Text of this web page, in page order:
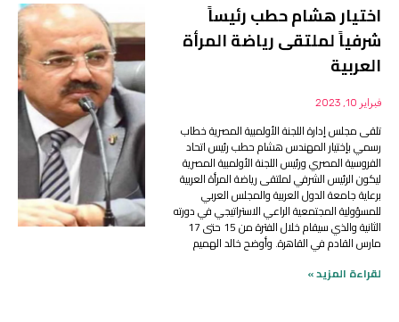
اختيار هشام حطب رئيساً
شرفياً لملتقى رياضة المرأة
العربية
فبراير 10, 2023
تلقى مجلس إدارة اللجنة الأولمبية المصرية خطاب
رسمي بإختيار المهندس هشام حطب رئيس اتحاد
الفروسية المصري ورئيس اللجنة الأولمبية المصرية
ليكون الرئيس الشرفي لملتقى رياضة المرأة العربية
برعاية جامعة الدول العربية والمجلس العربي
للمسؤولية المجتمعية الراعي الاستراتيجي في دورته
الثانية والذي سيقام خلال الفترة من 15 حتى 17
مارس القادم في القاهرة. وأوضح خالد الهميم
لقراءة المزيد »